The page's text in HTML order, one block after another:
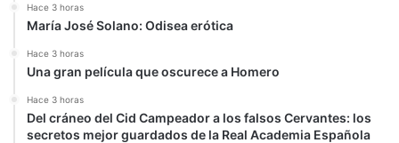
Hace 3 horas
María José Solano: Odisea erótica
Hace 3 horas
Una gran película que oscurece a Homero
Hace 3 horas
Del cráneo del Cid Campeador a los falsos Cervantes: los
secretos mejor guardados de la Real Academia Española